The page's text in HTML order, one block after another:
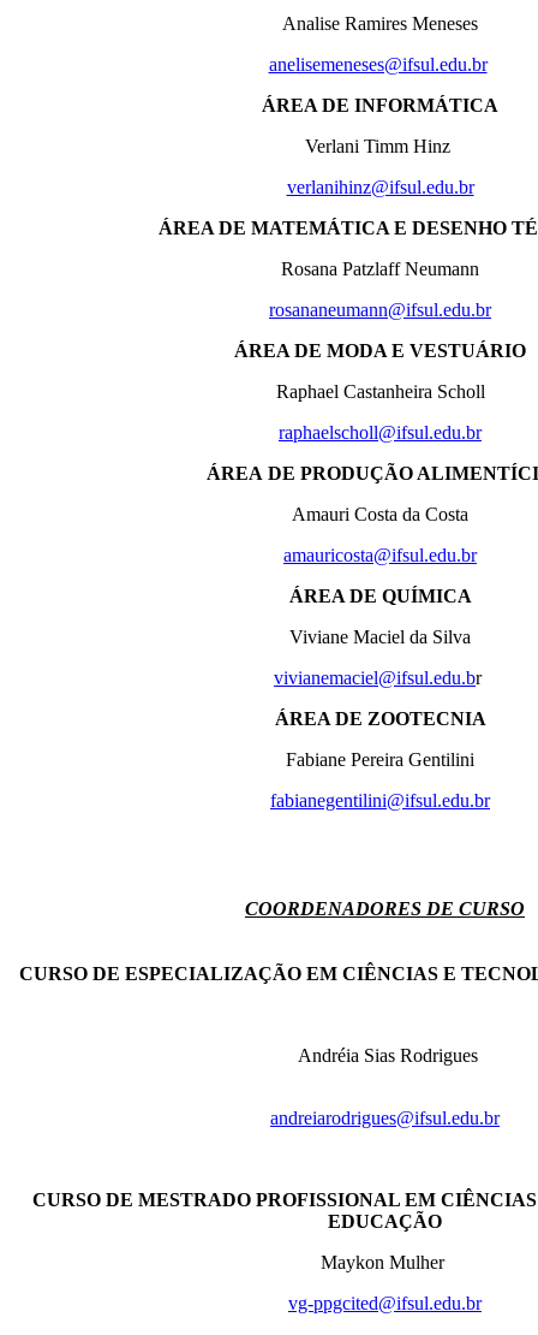
Analise Ramires Meneses
anelisemeneses@ifsul.edu.br
ÁREA DE INFORMÁTICA
Verlani Timm Hinz
verlanihinz@ifsul.edu.br
ÁREA DE MATEMÁTICA E DESENHO
Rosana Patzlaff Neumann
rosananeumann@ifsul.edu.br
ÁREA DE MODA E VESTUÁRIO
Raphael Castanheira Scholl
raphaelscholl@ifsul.edu.br
ÁREA DE PRODUÇÃO
Amauri Costa da Costa
amauricosta@ifsul.edu.br
ÁREA DE QUÍMICA
Viviane Maciel da Silva
vivianemaciel@ifsul.edu.br
ÁREA DE ZOOTECNIA
Fabiane Pereira Gentilini
fabianegentilini@ifsul.edu.br
COORDENADORES DE CURSO
CURSO DE ESPECIALIZAÇÃO EM CIÊNCIAS E
Andréia Sias Rodrigues
andreiarodrigues@ifsul.edu.br
CURSO DE MESTRADO PROFISSIONAL EM
EDUCAÇÃO
Maykon Mulher
vg-ppgcited@ifsul.edu.br